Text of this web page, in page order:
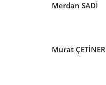
Merdan SADİ
Murat ÇETİNER